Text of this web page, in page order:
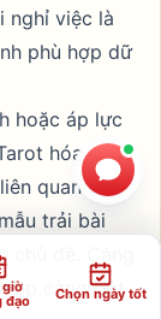
nghỉ việc là
phù hợp dữ
hoặc áp lực
hóa giải
quan tình
mẫu trải bài
chủ đề. Càng
càng bớt
giờ
đạo
Chọn ngày tốt